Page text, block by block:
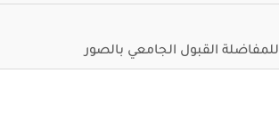
القبول الجامعي بالصور